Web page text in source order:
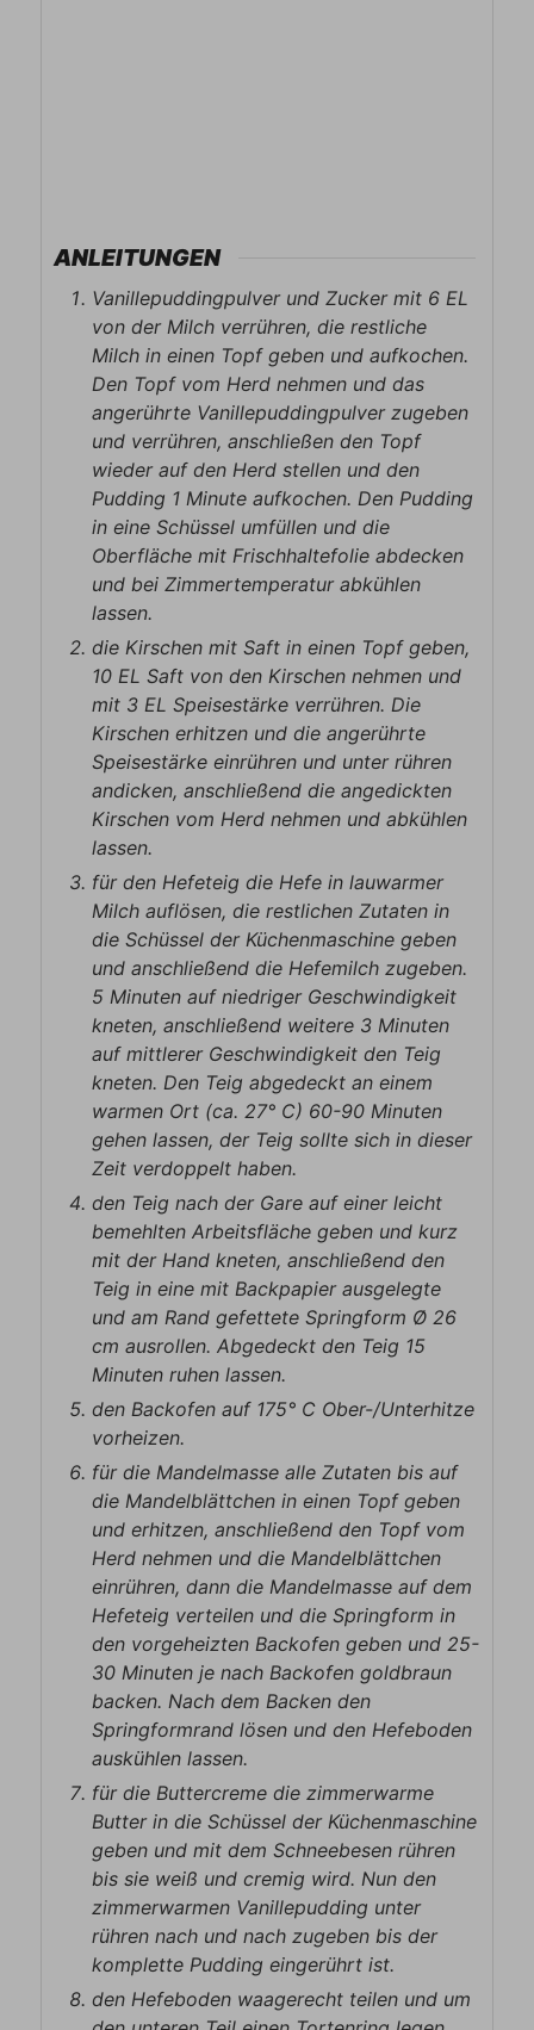
ANLEITUNGEN
Vanillepuddingpulver und Zucker mit 6 EL
von der Milch verrühren, die restliche
Milch in einen Topf geben und aufkochen.
Den Topf vom Herd nehmen und das
angerührte Vanillepuddingpulver zugeben
und verrühren, anschließen den Topf
wieder auf den Herd stellen und den
Pudding 1 Minute aufkochen. Den Pudding
in eine Schüssel umfüllen und die
Oberfläche mit Frischhaltefolie abdecken
und bei Zimmertemperatur abkühlen
lassen.
die Kirschen mit Saft in einen Topf geben,
10 EL Saft von den Kirschen nehmen und
mit 3 EL Speisestärke verrühren. Die
Kirschen erhitzen und die angerührte
Speisestärke einrühren und unter rühren
andicken, anschließend die angedickten
Kirschen vom Herd nehmen und abkühlen
lassen.
für den Hefeteig die Hefe in lauwarmer
Milch auflösen, die restlichen Zutaten in
die Schüssel der Küchenmaschine geben
und anschließend die Hefemilch zugeben.
5 Minuten auf niedriger Geschwindigkeit
kneten, anschließend weitere 3 Minuten
auf mittlerer Geschwindigkeit den Teig
kneten. Den Teig abgedeckt an einem
warmen Ort (ca. 27° C) 60-90 Minuten
gehen lassen, der Teig sollte sich in dieser
Zeit verdoppelt haben.
den Teig nach der Gare auf einer leicht
bemehlten Arbeitsfläche geben und kurz
mit der Hand kneten, anschließend den
Teig in eine mit Backpapier ausgelegte
und am Rand gefettete Springform Ø 26
cm ausrollen. Abgedeckt den Teig 15
Minuten ruhen lassen.
den Backofen auf 175° C Ober-/Unterhitze
vorheizen.
für die Mandelmasse alle Zutaten bis auf
die Mandelblättchen in einen Topf geben
und erhitzen, anschließend den Topf vom
Herd nehmen und die Mandelblättchen
einrühren, dann die Mandelmasse auf dem
Hefeteig verteilen und die Springform in
den vorgeheizten Backofen geben und 25-
30 Minuten je nach Backofen goldbraun
backen. Nach dem Backen den
Springformrand lösen und den Hefeboden
auskühlen lassen.
für die Buttercreme die zimmerwarme
Butter in die Schüssel der Küchenmaschine
geben und mit dem Schneebesen rühren
bis sie weiß und cremig wird. Nun den
zimmerwarmen Vanillepudding unter
rühren nach und nach zugeben bis der
komplette Pudding eingerührt ist.
den Hefeboden waagerecht teilen und um